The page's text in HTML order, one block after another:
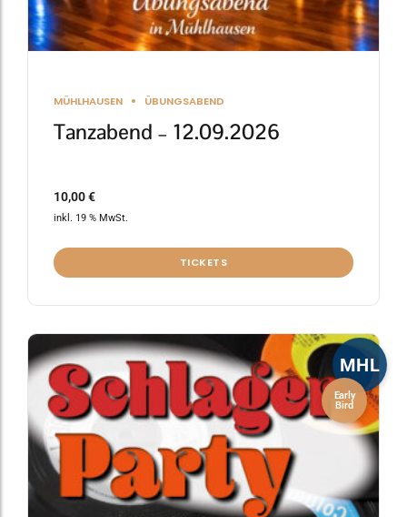
MÜHLHAUSEN ÜBUNGSABEND
Tanzabend – 12.09.2026
10,00€
inkl. 19 % MwSt.
TICKETS
MHL
Early
Bird